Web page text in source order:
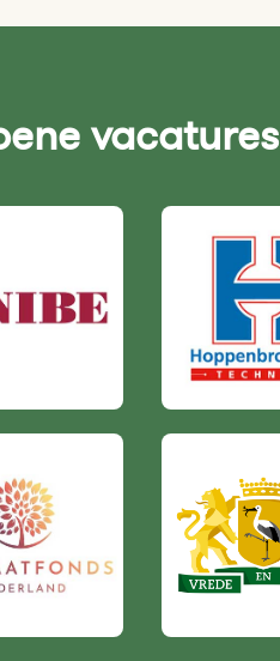
vacatures